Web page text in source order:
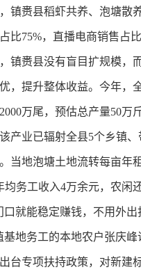
赉县稻虾共养、泡塘散养
比75%，直播电商销售占比
赉县没有盲目扩规模，而
，提升整体收益。今年，
万尾，预估总产量50万斤
业已辐射全县5个乡镇、
当地泡塘土地流转每亩年
均务工收入4万余元，农闲
能稳定赚钱，不用外出
基地务工的本地农户张庆峰
专项扶持政策，对新建标